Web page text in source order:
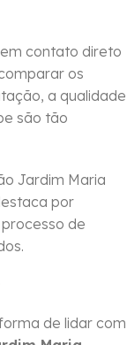
contato direto
os
a qualidade
são tão
Jardim Maria
por
de
de lidar com